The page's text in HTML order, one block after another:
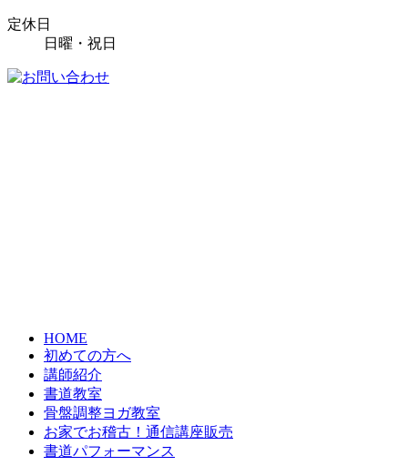
定休日
日曜・祝日
HOME
初めての方へ
講師紹介
書道教室
骨盤調整ヨガ教室
お家でお稽古！通信講座販売
書道パフォーマンス